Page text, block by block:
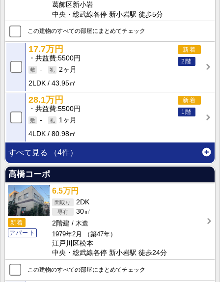
葛飾区新小岩
中央・総武線各停 新小岩駅 徒歩5分
この建物のすべての部屋にまとめてチェック
新着
2階
17.7万円
共益費 5500円
-
2ヶ月
2LDK
43.95㎡
新着
1階
28.1万円
共益費 5500円
-
1ヶ月
4LDK
80.98㎡
すべて見る （4件）
高橋コーポ
新着
アパート
6.5万円
2DK
30㎡
2階建
木造
1979年2月
（築47年）
江戸川区松本
中央・総武線各停 新小岩駅 徒歩24分
この建物のすべての部屋にまとめてチェック